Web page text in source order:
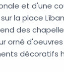
et d'une
la place
des
orné
décoratifs